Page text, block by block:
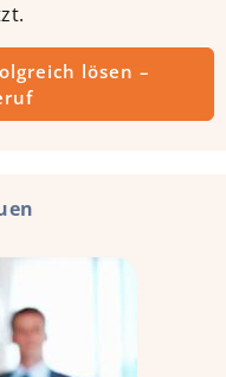
lösen –